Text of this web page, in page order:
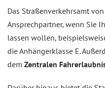
Das Straßenverkehrsamt
Ansprechpartner, wenn Sie
lassen wollen,
die Anhängerklasse E.
dem Zentralen